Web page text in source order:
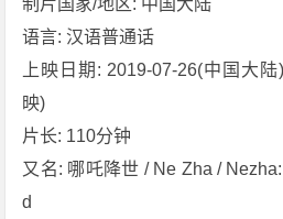
制片国家/地区: 中国大陆
语言: 汉语普通话
上映日期: 2019-07-26(中国大
映)
片长: 110分钟
又名: 哪吒降世 / Ne Zha /
d